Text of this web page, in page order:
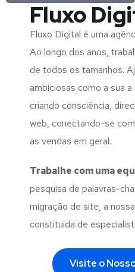
Fluxo
Fluxo Digital é uma
Ao longo dos anos,
de todos os tamanhos.
ambiciosas como a sua
criando consciência,
web, conectando-se
as vendas em geral.
Trabalhe com uma
pesquisa de palavras-
migração de site, a
constituida de
Visite o